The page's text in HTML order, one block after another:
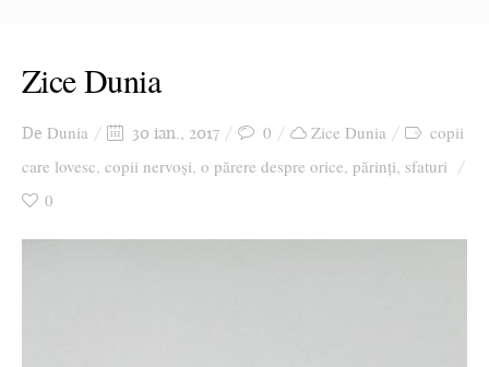
Zice Dunia
De Dunia 30 ian., 2017 0 Zice Dunia
copii
care lovesc, copii nervoși, o părere despre orice, părinți, sfaturi
0